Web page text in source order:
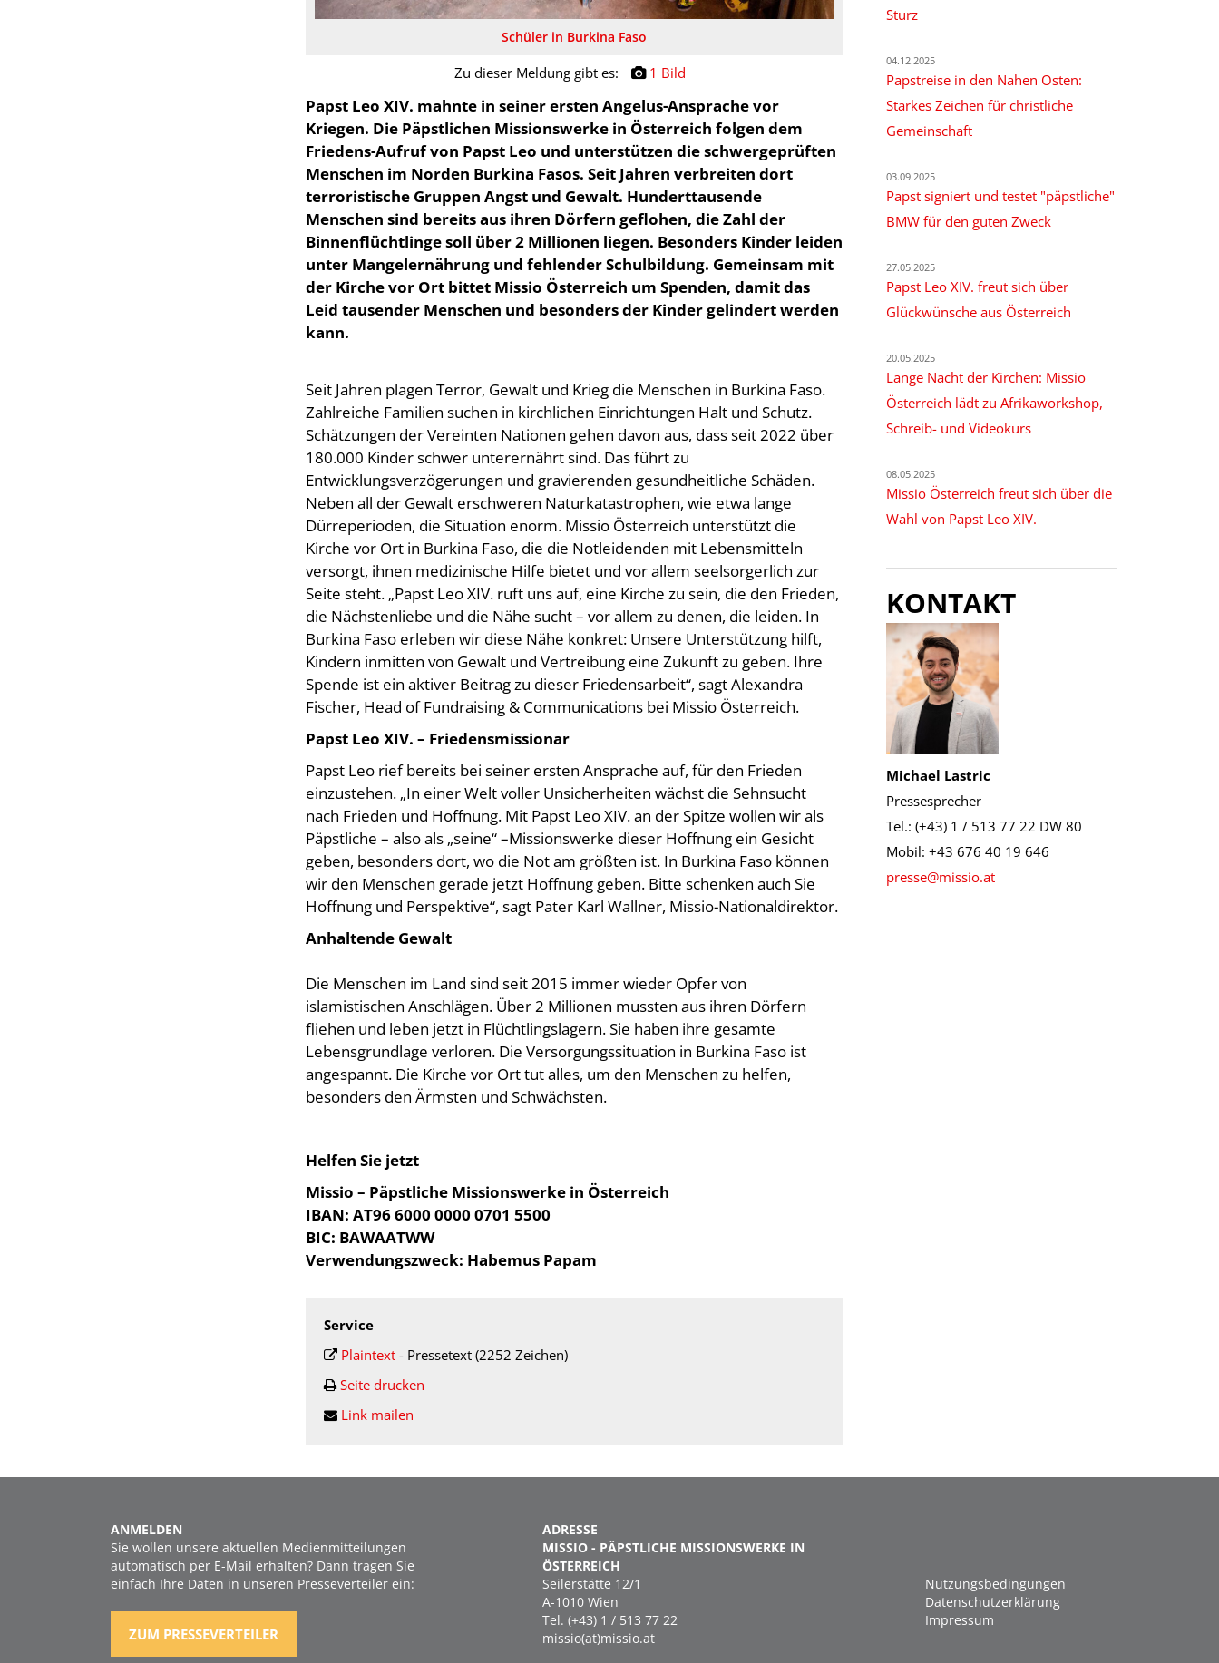
Schüler in Burkina Faso
Zu dieser Meldung gibt es: 1 Bild
Papst Leo XIV. mahnte in seiner ersten Angelus-Ansprache vor
Kriegen. Die Päpstlichen Missionswerke in Österreich folgen dem
Friedens-Aufruf von Papst Leo und unterstützen die schwergeprüften
Menschen im Norden Burkina Fasos. Seit Jahren verbreiten dort
terroristische Gruppen Angst und Gewalt. Hunderttausende
Menschen sind bereits aus ihren Dörfern geflohen, die Zahl der
Binnenflüchtlinge soll über 2 Millionen liegen. Besonders Kinder leiden
unter Mangelernährung und fehlender Schulbildung. Gemeinsam mit
der Kirche vor Ort bittet Missio Österreich um Spenden, damit das
Leid tausender Menschen und besonders der Kinder gelindert werden
kann.
Seit Jahren plagen Terror, Gewalt und Krieg die Menschen in Burkina Faso.
Zahlreiche Familien suchen in kirchlichen Einrichtungen Halt und Schutz.
Schätzungen der Vereinten Nationen gehen davon aus, dass seit 2022 über
180.000 Kinder schwer unterernährt sind. Das führt zu
Entwicklungsverzögerungen und gravierenden gesundheitliche Schäden.
Neben all der Gewalt erschweren Naturkatastrophen, wie etwa lange
Dürreperioden, die Situation enorm. Missio Österreich unterstützt die
Kirche vor Ort in Burkina Faso, die die Notleidenden mit Lebensmitteln
versorgt, ihnen medizinische Hilfe bietet und vor allem seelsorgerlich zur
Seite steht. „Papst Leo XIV. ruft uns auf, eine Kirche zu sein, die den Frieden,
die Nächstenliebe und die Nähe sucht – vor allem zu denen, die leiden. In
Burkina Faso erleben wir diese Nähe konkret: Unsere Unterstützung hilft,
Kindern inmitten von Gewalt und Vertreibung eine Zukunft zu geben. Ihre
Spende ist ein aktiver Beitrag zu dieser Friedensarbeit“, sagt Alexandra
Fischer, Head of Fundraising & Communications bei Missio Österreich.
Papst Leo XIV. – Friedensmissionar
Papst Leo rief bereits bei seiner ersten Ansprache auf, für den Frieden
einzustehen. „In einer Welt voller Unsicherheiten wächst die Sehnsucht
nach Frieden und Hoffnung. Mit Papst Leo XIV. an der Spitze wollen wir als
Päpstliche – also als „seine“ –Missionswerke dieser Hoffnung ein Gesicht
geben, besonders dort, wo die Not am größten ist. In Burkina Faso können
wir den Menschen gerade jetzt Hoffnung geben. Bitte schenken auch Sie
Hoffnung und Perspektive“, sagt Pater Karl Wallner, Missio-Nationaldirektor.
Anhaltende Gewalt
Die Menschen im Land sind seit 2015 immer wieder Opfer von
islamistischen Anschlägen. Über 2 Millionen mussten aus ihren Dörfern
fliehen und leben jetzt in Flüchtlingslagern. Sie haben ihre gesamte
Lebensgrundlage verloren. Die Versorgungssituation in Burkina Faso ist
angespannt. Die Kirche vor Ort tut alles, um den Menschen zu helfen,
besonders den Ärmsten und Schwächsten.
Helfen Sie jetzt
Missio – Päpstliche Missionswerke in Österreich
IBAN: AT96 6000 0000 0701 5500
BIC: BAWAATWW
Verwendungszweck: Habemus Papam
Service
Plaintext - Pressetext (2252 Zeichen)
Seite drucken
Link mailen
Sturz
04.12.2025
Papstreise in den Nahen Osten:
Starkes Zeichen für christliche
Gemeinschaft
03.09.2025
Papst signiert und testet "päpstliche"
BMW für den guten Zweck
27.05.2025
Papst Leo XIV. freut sich über
Glückwünsche aus Österreich
20.05.2025
Lange Nacht der Kirchen: Missio
Österreich lädt zu Afrikaworkshop,
Schreib- und Videokurs
08.05.2025
Missio Österreich freut sich über die
Wahl von Papst Leo XIV.
KONTAKT
Michael Lastric
Pressesprecher
Tel.: (+43) 1 / 513 77 22 DW 80
Mobil: +43 676 40 19 646
presse@missio.at
ANMELDEN
Sie wollen unsere aktuellen Medienmitteilungen
automatisch per E-Mail erhalten? Dann tragen Sie
einfach Ihre Daten in unseren Presseverteiler ein:
ZUM PRESSEVERTEILER
ADRESSE
MISSIO - PÄPSTLICHE MISSIONSWERKE IN
ÖSTERREICH
Seilerstätte 12/1
A-1010 Wien
Tel. (+43) 1 / 513 77 22
missio(at)missio.at
Nutzungsbedingungen
Datenschutzerklärung
Impressum